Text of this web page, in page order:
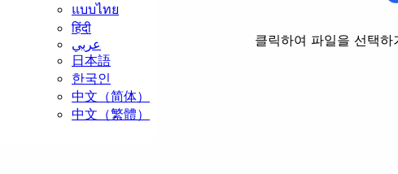
크기 조절
클릭하여 파일을 선택
แบบไทย
हिंदी
عربي
日本語
한국인
中文（简体）
中文（繁體）